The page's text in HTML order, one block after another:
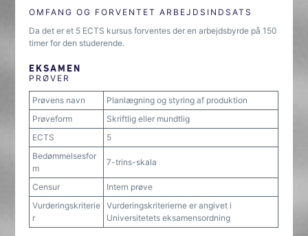
OMFANG OG FORVENTET ARBEJDSINDSATS
Da det er et 5 ECTS kursus forventes der en arbejdsbyrde på 150
timer for den studerende.
EKSAMEN
PRØVER
Prøvens navn
Planlægning og styring af produktion
Prøveform
Skriftlig eller mundtlig
ECTS
5
Bedømmelsesfor
m
7-trins-skala
Censur
Intern prøve
Vurderingskriterie
r
Vurderingskriterierne er angivet i
Universitetets eksamensordning